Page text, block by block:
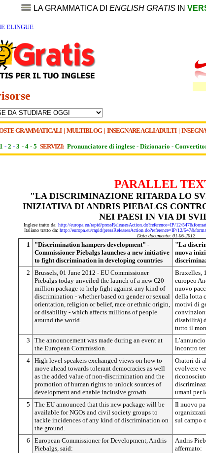
LA GRAMMATICA DI ENGLISH GRATIS IN
ELINGUE
GRAMMATICALI| MULTIBLOG| INSEGNARE AGLI ADULTI |
- 2 - 3 - 4 - 5 SERVIZI: Pronunciatore di inglese - Dizionario -
PARALLEL
"LA DISCRIMINAZIONE RITARDA LO
INIZIATIVA DI ANDRIS PIEBALGS
NEI PAESI IN VIA DI
Inglese tratto da: http://europa.eu/rapid/pressReleasesAction.do?reference=IP/12/
Italiano tratto da: http://europa.eu/rapid/pressReleasesAction.do?reference=IP/12/
Data documento: 01-06-2012
1
"Discrimination hampers development" -
Commissioner Piebalgs launches a new initiative
to fight discrimination in developing countries
"La
nuova
2
Brussels, 01 June 2012 - EU Commissioner
Piebalgs today unveiled the launch of a new €20
million package to help fight against any kind of
discrimination - whether based on gender or sexual
orientation, religion or belief, race or ethnic origin,
or disability - which affects millions of people
around the world.
Bruxelles,
europeo
nuovo
della lotta
motivi di
disabilità)
tutto il
3
The announcement was made during an event at
the European Commission.
incontro
4 High level speakers exchanged views on how to
move ahead towards tolerant democracies as well
as the added value of non-discrimination and the
promotion of human rights to unlock sources of
development and enable inclusive growth.
Oratori di
evolvere
umani per
5
The EU announced that this new package will be
available for NGOs and civil society groups to
tackle incidences of any kind of discrimination on
the ground.
Il nuovo
sul campo
6
European Commissioner for Development, Andris
Piebalgs, said:
Andris
affermato: